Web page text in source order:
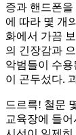
증과 핸드폰
에 따라 몇 개
화에서 가끔
의 긴장감과
악범들이 수
이 곤두섰다.
드르륵! 철문
교육장에 들